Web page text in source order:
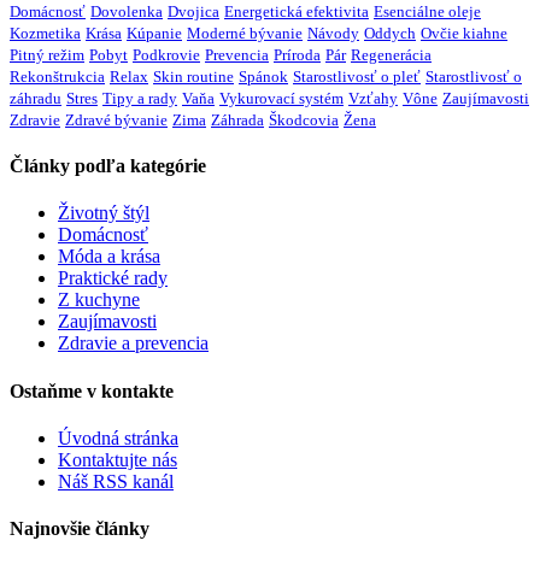
Domácnosť Dovolenka Dvojica Energetická efektivita Esenciálne oleje
Kozmetika Krása Kúpanie Moderné bývanie Návody Oddych Ovčie kiahne
Pitný režim Pobyt Podkrovie Prevencia Príroda Pár Regenerácia
Rekonštrukcia Relax Skin routine Spánok Starostlivosť o pleť Starostlivosť o
záhradu Stres Tipy a rady Vaňa Vykurovací systém Vzťahy Vône Zaujímavosti
Zdravie Zdravé bývanie Zima Záhrada Škodcovia Žena
Články podľa kategórie
Životný štýl
Domácnosť
Móda a krása
Praktické rady
Z kuchyne
Zaujímavosti
Zdravie a prevencia
Ostaňme v kontakte
Úvodná stránka
Kontaktujte nás
Náš RSS kanál
Najnovšie články